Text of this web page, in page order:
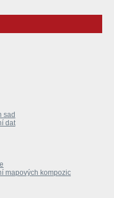
sad
dat
mapových kompozic